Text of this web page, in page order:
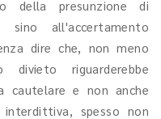
della presunzione di
sino all'accertamento
dire che, non meno
divieto riguarderebbe
cautelare e non anche
spesso non